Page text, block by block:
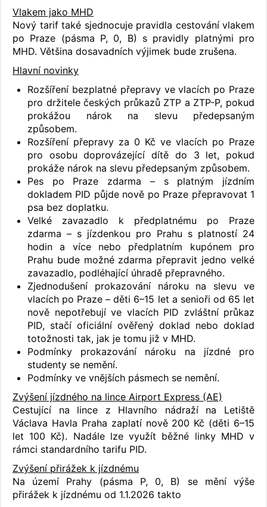
Vlakem jako MHD
Nový tarif také sjednocuje pravidla cestování vlakem
po Praze (pásma P, 0, B) s pravidly platnými pro
MHD. Většina dosavadních výjimek bude zrušena.
Hlavní novinky
Rozšíření bezplatné přepravy ve vlacích po Praze
pro držitele českých průkazů ZTP a ZTP-P, pokud
prokážou nárok na slevu předepsaným
způsobem.
Rozšíření přepravy za 0 Kč ve vlacích po Praze
pro osobu doprovázející dítě do 3 let, pokud
prokáže nárok na slevu předepsaným způsobem.
Pes po Praze zdarma – s platným jízdním
dokladem PID půjde nově po Praze přepravovat 1
psa bez doplatku.
Velké zavazadlo k předplatnému po Praze
zdarma – s jízdenkou pro Prahu s platností 24
hodin a více nebo předplatním kupónem pro
Prahu bude možné zdarma přepravit jedno velké
zavazadlo, podléhající úhradě přepravného.
Zjednodušení prokazování nároku na slevu ve
vlacích po Praze – děti 6–15 let a senioři od 65 let
nově nepotřebují ve vlacích PID zvláštní průkaz
PID, stačí oficiální ověřený doklad nebo doklad
totožnosti tak, jak je tomu již v MHD.
Podmínky prokazování nároku na jízdné pro
studenty se nemění.
Podmínky ve vnějších pásmech se nemění.
Zvýšení jízdného na lince Airport Express (AE)
Cestující na lince z Hlavního nádraží na Letiště
Václava Havla Praha zaplatí nově 200 Kč (děti 6–15
let 100 Kč). Nadále lze využít běžné linky MHD v
rámci standardního tarifu PID.
Zvýšení přirážek k jízdnému
Na území Prahy (pásma P, 0, B) se mění výše
přirážek k jízdnému od 1.1.2026 takto